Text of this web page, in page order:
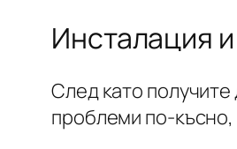
Инсталация
След като получите
проблеми по-късно,